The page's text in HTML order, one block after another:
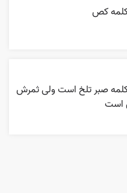
کص
صبر تلخ است ولی ثمرش
است